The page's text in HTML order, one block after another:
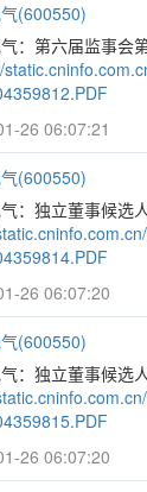
(600550)
：第六届监事会
26 06:07:21
(600550)
：独立董事候选
26 06:07:20
(600550)
：独立董事候选
26 06:07:20